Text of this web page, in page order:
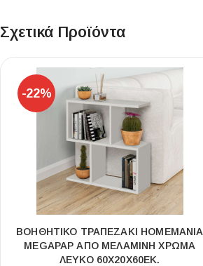
Σχετικά Προϊόντα
-22%
ΒΟΗΘΗΤΙΚΌ ΤΡΑΠΕΖΆΚΙ HOMEMANIA
MEGAPAP ΑΠΌ ΜΕΛΑΜΊΝΗ ΧΡΏΜΑ
ΛΕΥΚΌ 60X20X60ΕΚ.